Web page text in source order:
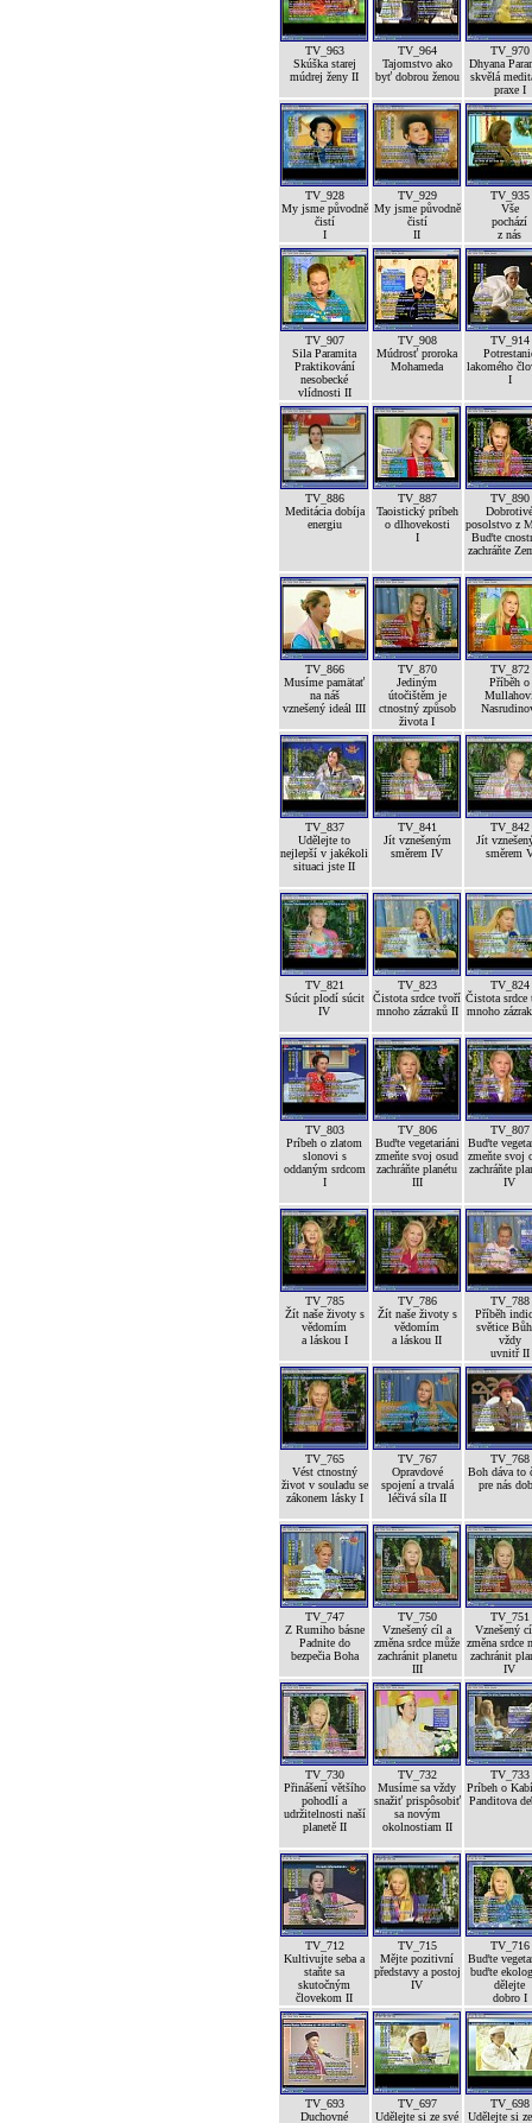
TV_963
Skúška starej
múdrej ženy II
TV_964
Tajomstvo ako
byť dobrou ženou
TV_970
Dhyana
skvělá
praxe I
TV_928
My jsme původně
čistí
I
TV_929
My jsme původně
čistí
II
TV_935
Vše
pochází
z nás
TV_907
Sila Paramita
Praktikování
nesobecké
vlídnosti II
TV_908
Múdrosť proroka
Mohameda
TV_914
lakomého
I
TV_886
Meditácia dobíja
energiu
TV_887
Taoistický príbeh
o dlhovekosti
I
TV_890
Dobrotivé
posolstvo z
Buďte
zachráňte
TV_866
Musíme pamätať
na náš
vznešený ideál III
TV_870
Jediným
útočištěm je
ctnostný způsob
života I
TV_872
Příběh o
TV_837
Udělejte to
nejlepší v jakékoli
situaci jste II
TV_841
Jít vznešeným
směrem IV
TV_842
Jít
směrem
TV_821
Súcit plodí súcit
IV
TV_823
Čistota srdce tvoří
mnoho zázraků II
TV_824
Čistota srdce
mnoho
TV_803
Príbeh o zlatom
slonovi s
oddaným srdcom
I
TV_806
Buďte vegetariáni
zmeňte svoj osud
zachráňte planétu
III
TV_807
Buďte
zmeňte svoj
zachráňte
IV
TV_785
Žít naše životy s
vědomím
a láskou I
TV_786
Žít naše životy s
vědomím
a láskou II
TV_788
Příběh
světice
vždy
uvnitř II
TV_765
Vést ctnostný
život v souladu se
zákonem lásky I
TV_767
Opravdové
spojení a trvalá
léčivá síla II
TV_768
Boh dáva to
pre nás
TV_747
Z Rumiho básne
Padnite do
bezpečia Boha
TV_750
Vznešený cíl a
změna srdce může
zachránit planetu
III
TV_751
Vznešený
změna srdce
zachránit
IV
TV_730
Přinášení většího
pohodlí a
udržitelnosti naší
planetě II
TV_732
Musíme sa vždy
snažiť prispôsobiť
sa novým
okolnostiam II
TV_733
Príbeh o
Panditova
TV_712
Kultivujte seba a
staňte sa
skutočným
človekom II
TV_715
Mějte pozitivní
představy a postoj
IV
TV_716
Buďte
buďte
dělejte
dobro I
TV_693
Duchovné
TV_697
Udělejte si ze své
TV_698
Udělejte si